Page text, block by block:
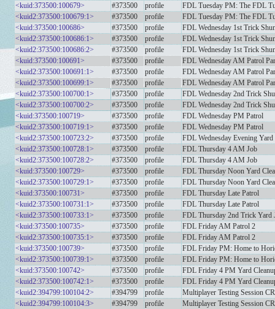
<kuid:373500:100679>
#373500 profile
FDL Tuesday PM: The FDL
<kuid2:373500:100679:1>
#373500 profile
FDL Tuesday PM: The FDL
<kuid:373500:100686>
#373500 profile
FDL Wednesday 1st Trick
<kuid2:373500:100686:1>
#373500 profile
FDL Wednesday 1st Trick
<kuid2:373500:100686:2>
#373500 profile
FDL Wednesday 1st Trick
<kuid:373500:100691>
#373500 profile
FDL Wednesday AM Patrol
<kuid2:373500:100691:1>
#373500 profile
FDL Wednesday AM Patrol
<kuid2:373500:100699:1>
#373500 profile
FDL Wednesday AM Patrol
<kuid2:373500:100700:1>
#373500 profile
FDL Wednesday 2nd Trick
<kuid2:373500:100700:2>
#373500 profile
FDL Wednesday 2nd Trick
<kuid:373500:100719>
#373500 profile
FDL Wednesday PM Patrol
<kuid2:373500:100719:1>
#373500 profile
FDL Wednesday PM Patrol
<kuid2:373500:100723:2>
#373500 profile
FDL Wednesday Evening Yard
<kuid2:373500:100728:1>
#373500 profile
FDL Thursday 4 AM Job
<kuid2:373500:100728:2>
#373500 profile
FDL Thursday 4 AM Job
<kuid:373500:100729>
#373500 profile
FDL Thursday Noon Yard
<kuid2:373500:100729:1>
#373500 profile
FDL Thursday Noon Yard
<kuid:373500:100731>
#373500 profile
FDL Thursday Late Patrol
<kuid2:373500:100731:1>
#373500 profile
FDL Thursday Late Patrol
<kuid2:373500:100733:1>
#373500 profile
FDL Thursday 2nd Trick Yard
<kuid:373500:100735>
#373500 profile
FDL Friday AM Patrol 2
<kuid2:373500:100735:1>
#373500 profile
FDL Friday AM Patrol 2
<kuid:373500:100739>
#373500 profile
FDL Friday PM: Home to
<kuid2:373500:100739:1>
#373500 profile
FDL Friday PM: Home to
<kuid:373500:100742>
#373500 profile
FDL Friday 4 PM Yard
<kuid2:373500:100742:1>
#373500 profile
FDL Friday 4 PM Yard
<kuid2:394799:100104:2>
#394799 profile
Multiplayer Testing Session
<kuid2:394799:100104:3>
#394799 profile Multiplayer Testing Session